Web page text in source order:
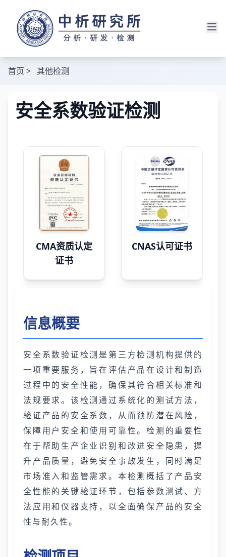
首页 > 其他检测
安全系数验证检测
CMA资质认定
证书
CNAS认可证书
信息概要
安全系数验证检测是第三方检测机构提供的
一项重要服务，旨在评估产品在设计和制造
过程中的安全性能，确保其符合相关标准和
法规要求。该检测通过系统化的测试方法，
验证产品的安全系数，从而预防潜在风险，
保障用户安全和使用可靠性。检测的重要性
在于帮助生产企业识别和改进安全隐患，提
升产品质量，避免安全事故发生，同时满足
市场准入和监管需求。本检测概括了产品安
全性能的关键验证环节，包括参数测试、方
法应用和仪器支持，以全面确保产品的安全
性与耐久性。